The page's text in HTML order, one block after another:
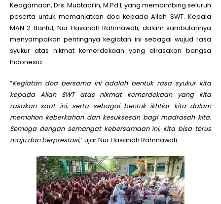
Keagamaan, Drs. Mubtadi’in, M.Pd.I, yang membimbing seluruh
peserta untuk memanjatkan doa kepada Allah SWT. Kepala
MAN 2 Bantul, Nur Hasanah Rahmawati, dalam sambutannya
menyampaikan pentingnya kegiatan ini sebagai wujud rasa
syukur atas nikmat kemerdekaan yang dirasakan bangsa
Indonesia.
“Kegiatan doa bersama ini adalah bentuk rasa syukur kita
kepada Allah SWT atas nikmat kemerdekaan yang kita
rasakan saat ini, serta sebagai bentuk ikhtiar kita dalam
memohon keberkahan dan kesuksesan bagi madrasah kita.
Semoga dengan semangat kebersamaan ini, kita bisa terus
maju dan berprestasi,” ujar Nur Hasanah Rahmawati.